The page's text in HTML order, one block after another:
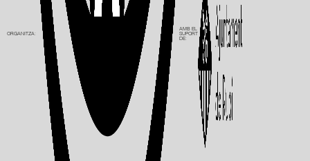
ORGANITZA:
AMB EL
SUPORT
DE: